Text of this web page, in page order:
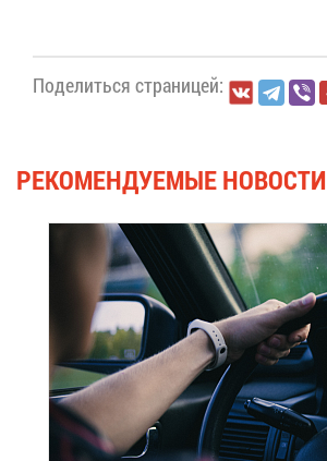
По­де­лить­ся стра­ни­цей:
РЕ­КО­МЕН­ДУ­Е­МЫЕ НО­ВО­СТИ